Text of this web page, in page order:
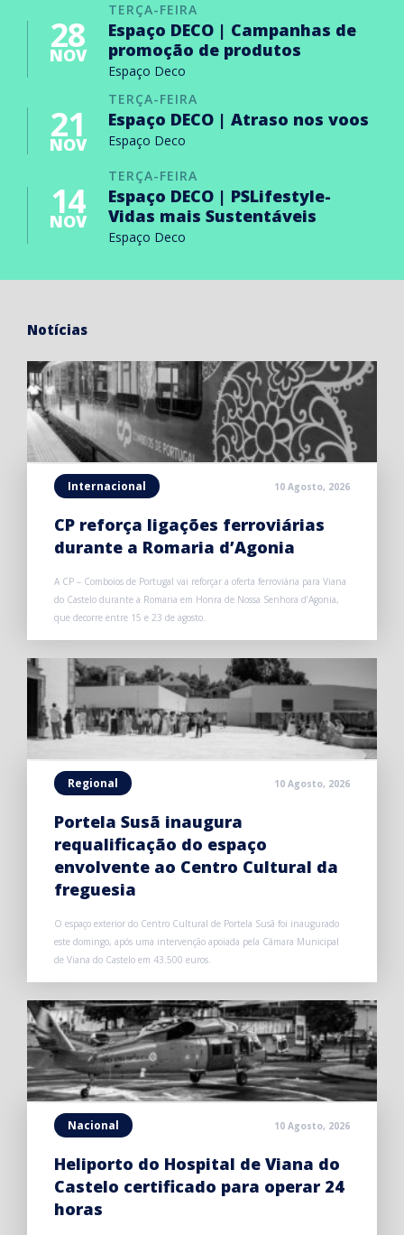
TERÇA-FEIRA
28
NOV
Espaço DECO | Campanhas de
promoção de produtos
Espaço Deco
TERÇA-FEIRA
21
NOV
Espaço DECO | Atraso nos voos
Espaço Deco
TERÇA-FEIRA
14
NOV
Espaço DECO | PSLifestyle-
Vidas mais Sustentáveis
Espaço Deco
Notícias
Internacional 10 Agosto, 2026
CP reforça ligações ferroviárias
durante a Romaria d’Agonia
A CP – Comboios de Portugal vai reforçar a oferta ferroviária para Viana
do Castelo durante a Romaria em Honra de Nossa Senhora d’Agonia,
que decorre entre 15 e 23 de agosto.
Regional 10 Agosto, 2026
Portela Susã inaugura
requalificação do espaço
envolvente ao Centro Cultural da
freguesia
O espaço exterior do Centro Cultural de Portela Susã foi inaugurado
este domingo, após uma intervenção apoiada pela Câmara Municipal
de Viana do Castelo em 43.500 euros.
Nacional 10 Agosto, 2026
Heliporto do Hospital de Viana do
Castelo certificado para operar 24
horas